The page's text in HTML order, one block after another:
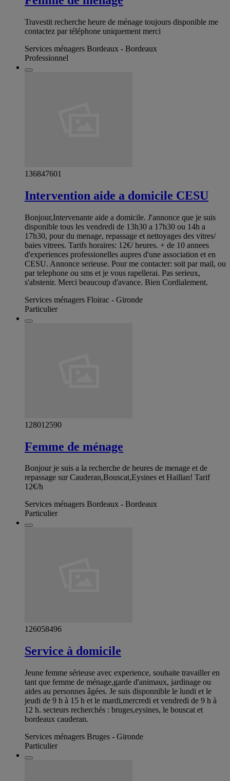
Travestit recherche heure de ménage toujours disponible me
contactez par téléphone uniquement merci
Services ménagers Bordeaux - Bordeaux
Professionnel
136847601
Intervention aide a domicile CESU
Bonjour,Intervenante aide a domicile. J'annonce que je suis
disponible tous les vendredi de 13h30 a 17h30 ou 14h a
17h30, pour du menage, repassage et nettoyages des vitres/
baies vitrees. Tarifs horaires: 12€/ heures. + de 10 annees
d'experiences professionelles aupres d'une association et en
CESU. Annonce serieuse. Pour me contacter: soit par mail, ou
par telephone ou sms et je vous rapellerai. Pas serieux,
s'abstenir. Merci beaucoup d'avance. Bien Cordialement.
Services ménagers Floirac - Gironde
Particulier
128012590
Femme de ménage
Bonjour je suis a la recherche de heures de menage et de
repassage sur Cauderan,Bouscat,Eysines et Haillan! Tarif
12€/h
Services ménagers Bordeaux - Bordeaux
Particulier
126058496
Service à domicile
Jeune femme sérieuse avec experience, souhaite travailler en
tant que femme de ménage,garde d'animaux, jardinage ou
aides au personnes âgées. Je suis disponnible le lundi et le
jeudi de 9 h à 15 h et le mardi,mercredi et vendredi de 9 h à
12 h. secteurs recherchés : bruges,eysines, le bouscat et
bordeaux cauderan.
Services ménagers Bruges - Gironde
Particulier